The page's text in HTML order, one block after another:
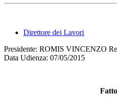
Direttore dei Lavori
Presidente: ROMIS VINCENZO
Data Udienza: 07/05/2015
Fatto